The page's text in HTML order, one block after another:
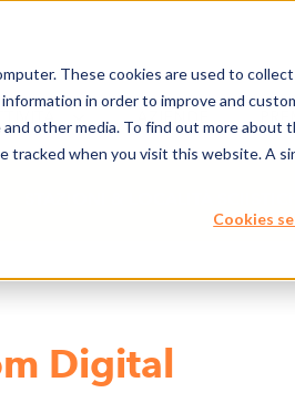
These cookies are used to
in order to improve and
other media. To find out more about
tracked when you visit this website. A
Cookies
AZIENDE
Digital